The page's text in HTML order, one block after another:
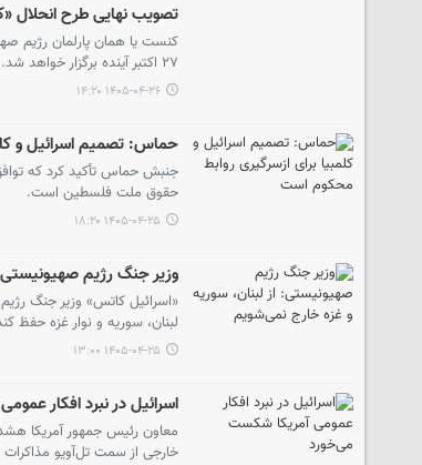
تصویب نهایی طرح
کنست یا همان پارلمان رژیم
۲۷ اکتبر آینده برگزار خواهد شد.
۱۴۰۵-۰۴-۲۶ ۱۴:۲۰
حماس: تصمیم اسرائیل و
جنبش حماس تأکید کرد که
حقوق ملت فلسطین است.
۱۴۰۵-۰۴-۲۵ ۱۸:۲۰
وزیر جنگ رژیم
«اسرائیل کاتس» وزیر جنگ
لبنان، سوریه و نوار غزه حفظ
۱۴۰۵-۰۴-۲۵ ۱۳:۰۰
اسرائیل در نبرد افکار
معاون رئیس جمهور آمریکا
خارجی از سمت تل‌آویو مذاکرات